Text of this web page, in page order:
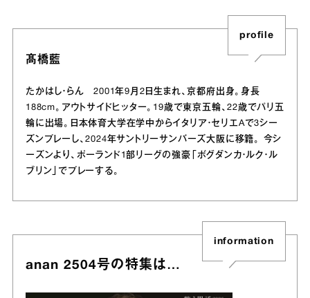
profile
髙橋藍
たかはし・らん 2001年9月2日生まれ、京都府出身。身長
188cm。アウトサイドヒッター。19歳で東京五輪、22歳でパリ五
輪に出場。日本体育大学在学中からイタリア・セリエAで3シー
ズンプレーし、2024年サントリーサンバーズ大阪に移籍。 今シ
ーズンより、ポーランド1部リーグの強豪「ボグダンカ・ルク・ル
ブリン」でプレーする。
anan 2504号の特集は…
information